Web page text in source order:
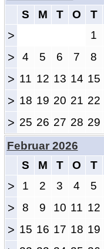
S
M T O T
> 1
> 4 5 6 7 8
> 11 12 13 14 15
> 18 19 20 21 22
> 25 26 27 28 29
Februar 2026
S
M T O T
> 1 2 3 4 5
> 8 9 10 11 12
> 15 16 17 18 19